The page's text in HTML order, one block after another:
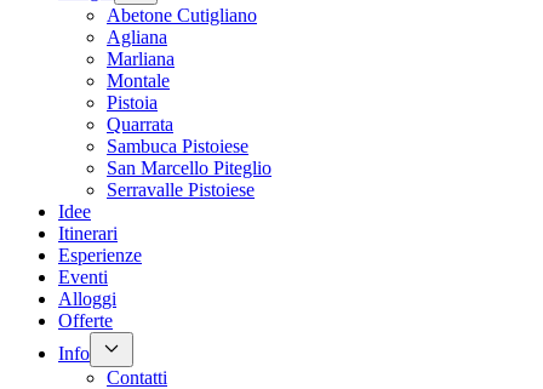
Abetone Cutigliano
Agliana
Marliana
Montale
Pistoia
Quarrata
Sambuca Pistoiese
San Marcello Piteglio
Serravalle Pistoiese
Idee
Itinerari
Esperienze
Eventi
Alloggi
Offerte
Info
Contatti